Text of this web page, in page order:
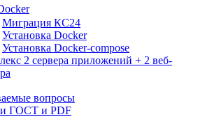
Миграция КС24
Установка Docker
Установка Docker-compose
2 сервера приложений + 2 веб-
вопросы
ГОСТ и PDF